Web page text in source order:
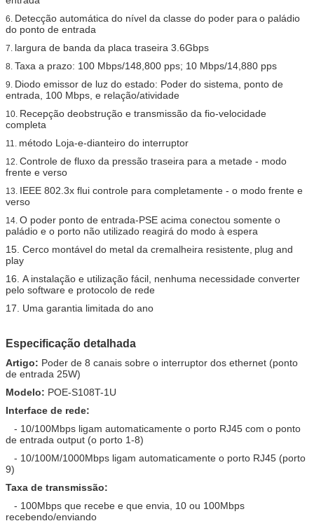
6. Detecção automática do nível da classe do poder para o paládio
do ponto de entrada
7. largura de banda da placa traseira 3.6Gbps
8. Taxa a prazo: 100 Mbps/148,800 pps; 10 Mbps/14,880 pps
9. Diodo emissor de luz do estado: Poder do sistema, ponto de
entrada, 100 Mbps, e relação/atividade
10. Recepção deobstrução e transmissão da fio-velocidade
completa
11. método Loja-e-dianteiro do interruptor
12. Controle de fluxo da pressão traseira para a metade - modo
frente e verso
13. IEEE 802.3x flui controle para completamente - o modo frente e
verso
14. O poder ponto de entrada-PSE acima conectou somente o
paládio e o porto não utilizado reagirá do modo à espera
15. Cerco montável do metal da cremalheira resistente, plug and
play
16. A instalação e utilização fácil, nenhuma necessidade converter
pelo software e protocolo de rede
17. Uma garantia limitada do ano
Especificação detalhada
Artigo: Poder de 8 canais sobre o interruptor dos ethernet (ponto
de entrada 25W)
Modelo: POE-S108T-1U
Interface de rede:
- 10/100Mbps ligam automaticamente o porto RJ45 com o ponto
de entrada output (o porto 1-8)
- 10/100M/1000Mbps ligam automaticamente o porto RJ45 (porto
9)
Taxa de transmissão:
- 100Mbps que recebe e que envia, 10 ou 100Mbps
recebendo/enviando